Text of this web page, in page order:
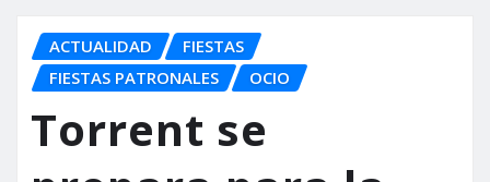
ACTUALIDAD
FIESTAS
FIESTAS PATRONALES
OCIO
Torrent se